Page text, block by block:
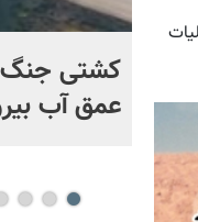
آغاز عملیات
کشتی‌ جنگ
عمق آب